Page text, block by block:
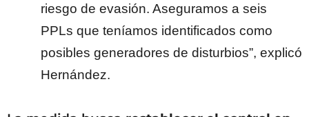
riesgo de evasión. Aseguramos a seis
PPLs que teníamos identificados como
posibles generadores de disturbios”, explicó
Hernández.